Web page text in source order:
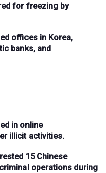
forfreezing by
offices in Korea,
banks, and
in online
illicit activities.
15 Chinese
operations during